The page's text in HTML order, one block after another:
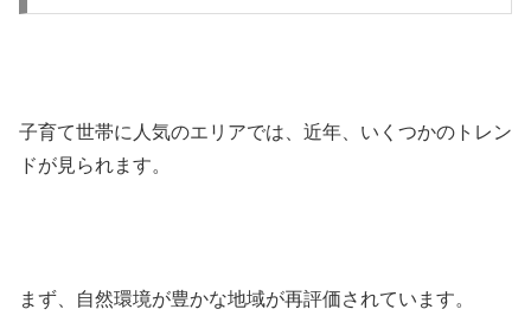
子育て世帯に人気のエリアでは、近年、いくつかのトレン
ドが見られます。
まず、自然環境が豊かな地域が再評価されています。